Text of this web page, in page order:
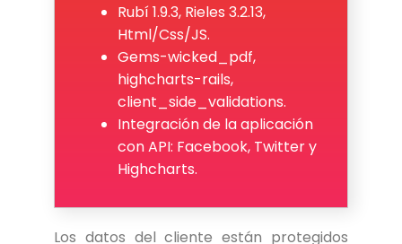
Rubí 1.9.3, Rieles 3.2.13,
Html/Css/JS.
Gems-wicked_pdf,
highcharts-rails,
client_side_validations.
Integración de la aplicación
con API: Facebook, Twitter y
Highcharts.
Los datos del cliente están protegidos